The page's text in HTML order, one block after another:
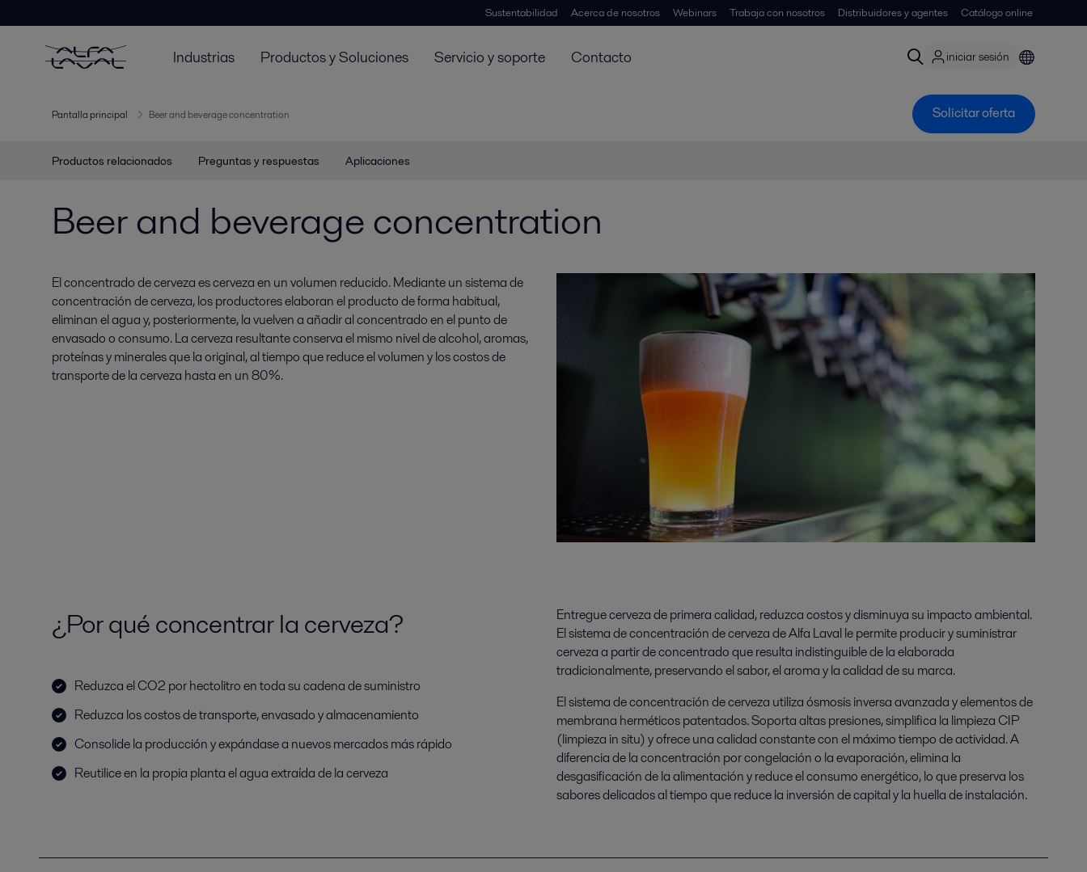
Sustentabilidad Acerca de nosotros Webinars Trabaja con nosotros Distribuidores y agentes Catálogo online
Industrias Productos y Soluciones Servicio y soporte Contacto iniciar sesión
Pantalla principal Beer and beverage concentration Solicitar oferta
Productos relacionados Preguntas y respuestas Aplicaciones
Beer and beverage concentration
El concentrado de cerveza es cerveza en un volumen reducido. Mediante un sistema de
concentración de cerveza, los productores elaboran el producto de forma habitual,
eliminan el agua y, posteriormente, la vuelven a añadir al concentrado en el punto de
envasado o consumo. La cerveza resultante conserva el mismo nivel de alcohol, aromas,
proteínas y minerales que la original, al tiempo que reduce el volumen y los costos de
transporte de la cerveza hasta en un 80%.
¿Por qué concentrar la cerveza?
Reduzca el CO2 por hectolitro en toda su cadena de suministro
Reduzca los costos de transporte, envasado y almacenamiento
Consolide la producción y expándase a nuevos mercados más rápido
Reutilice en la propia planta el agua extraída de la cerveza
Entregue cerveza de primera calidad, reduzca costos y disminuya su impacto ambiental.
El sistema de concentración de cerveza de Alfa Laval le permite producir y suministrar
cerveza a partir de concentrado que resulta indistinguible de la elaborada
tradicionalmente, preservando el sabor, el aroma y la calidad de su marca.
El sistema de concentración de cerveza utiliza ósmosis inversa avanzada y elementos de
membrana herméticos patentados. Soporta altas presiones, simplifica la limpieza CIP
(limpieza in situ) y ofrece una calidad constante con el máximo tiempo de actividad. A
diferencia de la concentración por congelación o la evaporación, elimina la
desgasificación de la alimentación y reduce el consumo energético, lo que preserva los
sabores delicados al tiempo que reduce la inversión de capital y la huella de instalación.